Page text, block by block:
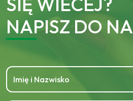
NAPISZ DO